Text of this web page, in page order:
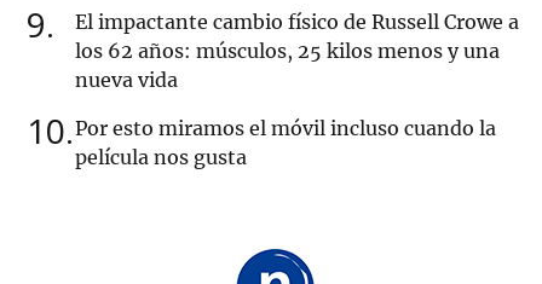
9
El impactante cambio físico de Russell Crowe a
los 62 años: músculos, 25 kilos menos y una
nueva vida
10 Por esto miramos el móvil incluso cuando la
película nos gusta